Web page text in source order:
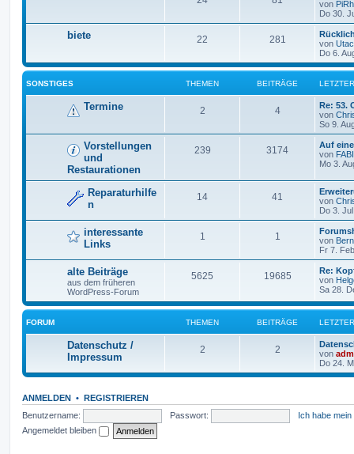
von
Do 30.
biete 22 281
von
Do 6.
SONSTIGES THEMEN BEITRÄGE
Termine 2 4
Re: 53.
von
So 9.
Vorstellungen
und
Restaurationen
239 3174
Auf
von
Mo 3.
Reparaturhilfe
n
14 41
von
Do 3.
interessante
Links
1 1
von
Fr 7.
alte Beiträge
aus dem früheren
WordPress-Forum
5625 19685
Re:
von
Sa 28.
FORUM THEMEN BEITRÄGE
Datenschutz /
Impressum
2 2
von
Do 24.
ANMELDEN • REGISTRIEREN
Benutzername:
Passwort:
Ich habe
Angemeldet bleiben